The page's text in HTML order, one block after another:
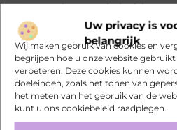
Uw privacy is
belangrijk
Wij maken gebruik van cookies en
begrijpen hoe u onze website
verbeteren. Deze cookies kunnen
doeleinden, zoals het tonen van
het meten van het gebruik van de
kunt u ons cookiebeleid raadplegen.
een advertentie hebben
van welke persoon/
geklikt daadwerkelijk een
gedaan bij uw bedrijf
Beste tools in